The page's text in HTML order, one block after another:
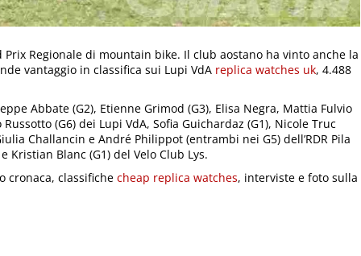
Regionale di mountain bike. Il club aostano ha vinto anche la
vantaggio in classifica sui Lupi VdA replica watches uk, 4.488
Abbate (G2), Etienne Grimod (G3), Elisa Negra, Mattia Fulvio
(G6) dei Lupi VdA, Sofia Guichardaz (G1), Nicole Truc
Challancin e André Philippot (entrambi nei G5) dell’RDR Pila
Kristian Blanc (G1) del Velo Club Lys.
cronaca, classifiche cheap replica watches, interviste e foto sulla